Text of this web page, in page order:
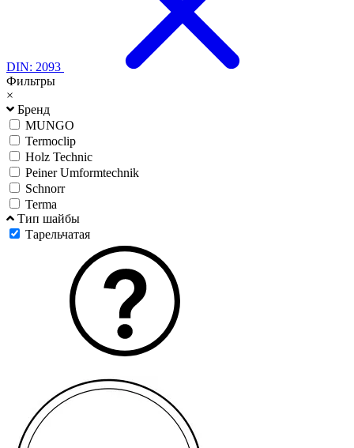
DIN: 2093
Фильтры
×
Бренд
MUNGO
Termoclip
Holz Technic
Peiner Umformtechnik
Schnorr
Terma
Тип шайбы
Тарельчатая